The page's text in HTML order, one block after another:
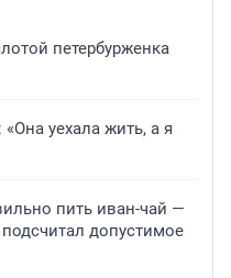
петербурженка
уехала жить, а я
пить иван-чай —
допустимое